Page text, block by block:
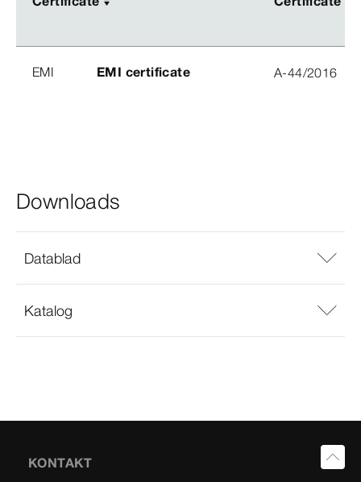
EMI EMI certificate A-44/2016
Downloads
Datablad
Katalog
KONTAKT